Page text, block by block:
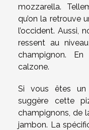
mozzarella.
qu’on la retrouve
l’occident. Aussi,
ressent au
champignon.
calzone.
Si vous êtes un
suggère cette
champignons, de
jambon. La